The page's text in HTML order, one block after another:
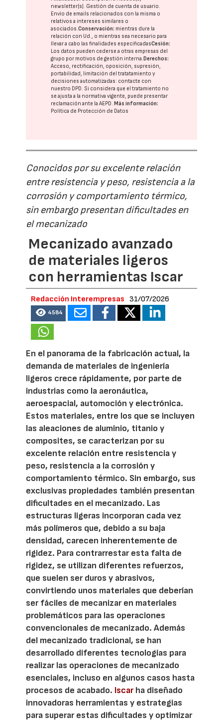
newsletter(s). Gestión de cuenta de usuario.
Envío de emails relacionados con la misma o
relativos a intereses similares o
asociados.Conservación: mientras dure la
relación con Ud., o mientras sea necesario para
llevar a cabo las finalidades especificadasCesión:
Los datos pueden cederse a otras empresas del
grupo por motivos de gestión interna.Derechos:
Acceso, rectificación, oposición, supresión,
portabilidad, limitación del tratatamiento y
decisiones automatizadas: contacte con
nuestro DPD. Si considera que el tratamiento no
se ajusta a la normativa vigente, puede presentar
reclamación ante laAEPD.Más información:
Política de Protección de Datos
Conocidos por su excelente relación
entre resistencia y peso, resistencia a la
corrosión y comportamiento térmico,
sin embargo presentan dificultades en
el mecanizado
Mecanizado avanzado
de materiales ligeros
con herramientas Iscar
Redacción Interempresas 31/07/2026
4584
En el panorama de la fabricación actual, la
demanda de materiales de ingeniería
ligeros crece rápidamente, por parte de
industrias como la aeronáutica,
aeroespacial, automoción y electrónica.
Estos materiales, entre los que se incluyen
las aleaciones de aluminio, titanio y
composites, se caracterizan por su
excelente relación entre resistencia y
peso, resistencia a la corrosión y
comportamiento térmico. Sin embargo, sus
exclusivas propiedades también presentan
dificultades en el mecanizado. Las
estructuras ligeras incorporan cada vez
más polímeros que, debido a su baja
densidad, carecen inherentemente de
rigidez. Para contrarrestar esta falta de
rigidez, se utilizan diferentes refuerzos,
que suelen ser duros y abrasivos,
convirtiendo unos materiales que deberían
ser fáciles de mecanizar en materiales
problemáticos para las operaciones
convencionales de mecanizado. Además
del mecanizado tradicional, se han
desarrollado diferentes tecnologías para
realizar las operaciones de mecanizado
esenciales, incluso en algunos casos hasta
procesos de acabado. Iscarha diseñado
innovadoras herramientas y estrategias
para superar estas dificultades y optimizar